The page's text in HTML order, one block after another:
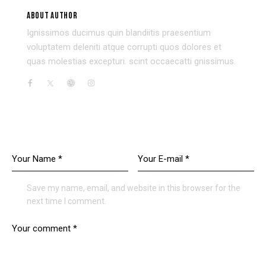
ABOUT AUTHOR
Ignissimos ducimus quin blandiitis praesentium
voluptatem deleniti atque corrupti quos dolores et
quas molestias excepturi. scint occaecatti gnissimus.
Save my name, email, and website in this browser for the
next time I comment.